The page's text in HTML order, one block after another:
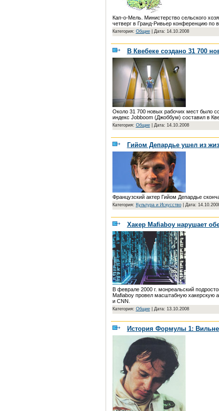
Кап-о-Мель. Министерство сельского
четверг в Гранд-Ривьер конференцию по
Категория: Общие| Дата: 14.10.2008
В Квебеке создано 31 700
Около 31 700 новых рабочих мест было
индекс Jobboom (Джоббум) составил в
Категория: Общие| Дата: 14.10.2008
Гийом Депардье ушел из
Французский актер Гийом Депардье
Категория: Культура и Искусство| Дата:
Хакер Mafiaboy нарушает
В феврале 2000 г. монреальский
Mafiaboy провел масштабную хакерскую
и CNN.
Категория: Общие| Дата: 13.10.2008
История Формулы 1: